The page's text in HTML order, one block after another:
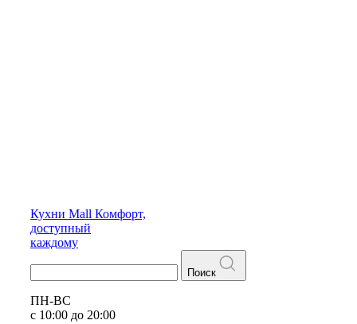
Кухни Mall Комфорт,
доступный
каждому
Поиск
ПН-ВС
с 10:00 до 20:00